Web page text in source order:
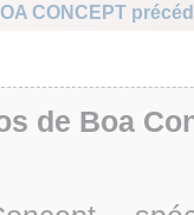
CONCEPT
de Boa